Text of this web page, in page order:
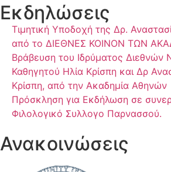
Εκδηλώσεις
Τιμητική Υποδοχή της Δρ.
από το ΔΙΕΘΝΕΣ ΚΟΙΝΟΝ ΤΩΝ
Βράβευση του Ιδρύματος
Καθηγητού Ηλία Κρίσπη και Δρ
Κρίσπη, από την Ακαδημία Αθηνών
Πρόσκληση για Εκδήλωση σε
Φιλολογικό Συλλογο Παρνασσού.
Ανακοινώσεις